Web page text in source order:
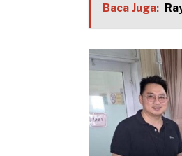
Baca Juga: